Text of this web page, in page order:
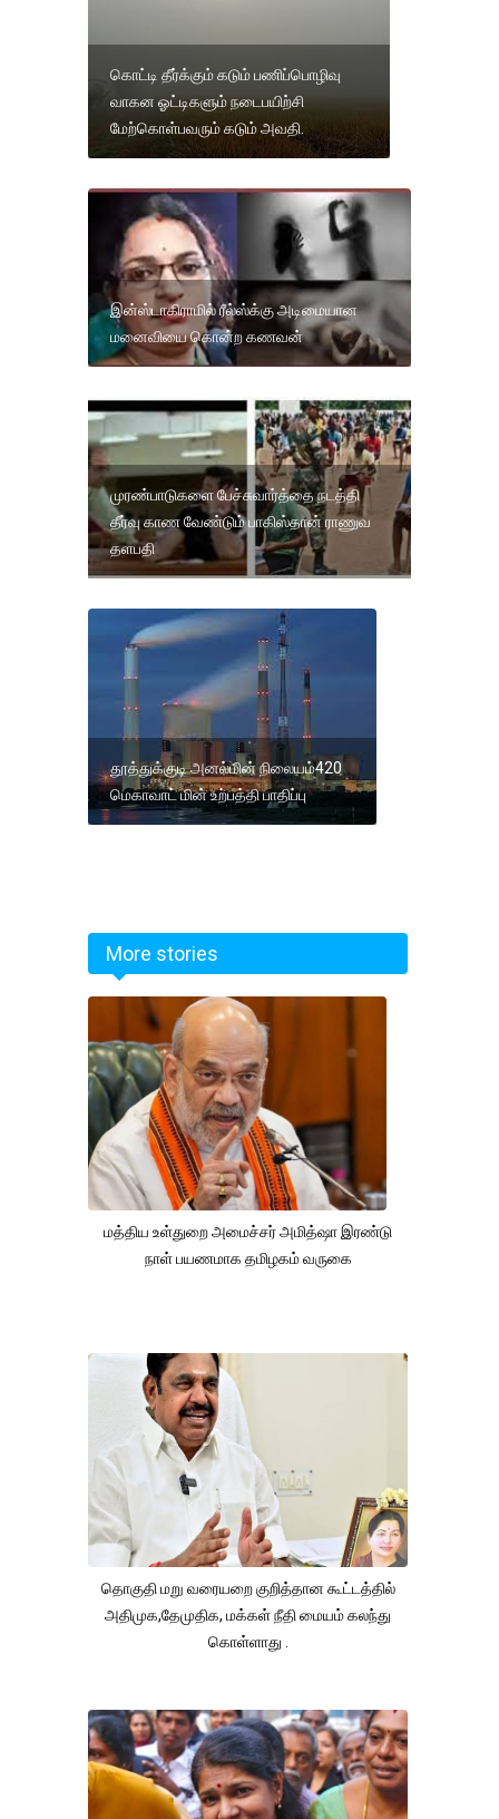
கொட்டி தீர்க்கும் கடும் பணிப்பொழிவு
வாகன ஓட்டிகளும் நடைபயிற்சி
மேற்கொள்பவரும் கடும் அவதி.
இன்ஸ்டாகிராமில் ரீல்ஸ்க்கு அடிமையான
மனைவியை கொன்ற கணவன்
முரண்பாடுகளை பேச்சுவார்த்தை நடத்தி
தீர்வு காண வேண்டும் பாகிஸ்தான் ராணுவ
தளபதி
தூத்துக்குடி அனல்மின் நிலையம்420
மெகாவாட் மின் உற்பத்தி பாதிப்பு
More stories
மத்திய உள்துறை அமைச்சர் அமித்ஷா இரண்டு
நாள் பயணமாக தமிழகம் வருகை
தொகுதி மறு வரையறை குறித்தான கூட்டத்தில்
அதிமுக,தேமுதிக, மக்கள் நீதி மையம் கலந்து
கொள்ளாது .